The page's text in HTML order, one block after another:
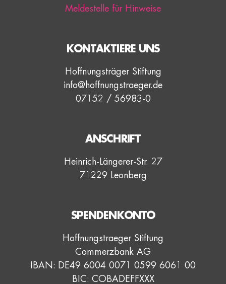
Meldestelle für Hinweise
KONTAKTIERE UNS
Hoffnungsträger Stiftung
info@hoffnungstraeger.de
07152 / 56983-0
ANSCHRIFT
Heinrich-Längerer-Str. 27
71229 Leonberg
SPENDENKONTO
Hoffnungstraeger Stiftung
Commerzbank AG
IBAN: DE49 6004 0071 0599 6061 00
BIC: COBADEFFXXX